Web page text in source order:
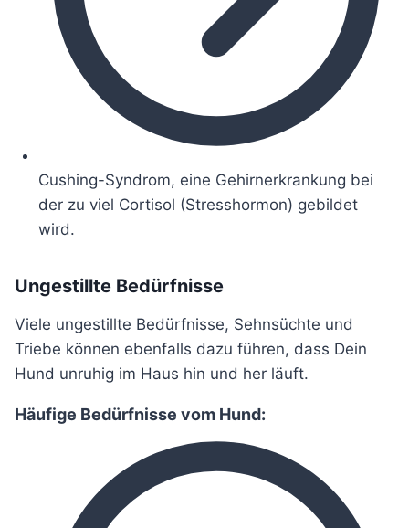
Cushing-Syndrom, eine Gehirnerkrankung bei
der zu viel Cortisol (Stresshormon) gebildet
wird.
Ungestillte Bedürfnisse
Viele ungestillte Bedürfnisse, Sehnsüchte und
Triebe können ebenfalls dazu führen, dass Dein
Hund unruhig im Haus hin und her läuft.
Häufige Bedürfnisse vom Hund: